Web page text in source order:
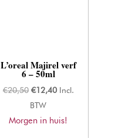
L’oreal Majirel verf
6 – 50ml
€20,50 Oorspronkelijke
prijs
was:
€12,40Huidige
is:
Incl.
BTW
Morgen in huis!